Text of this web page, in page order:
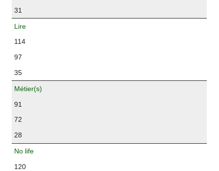
31
Lire
114
97
35
Métier(s)
91
72
28
No life
120